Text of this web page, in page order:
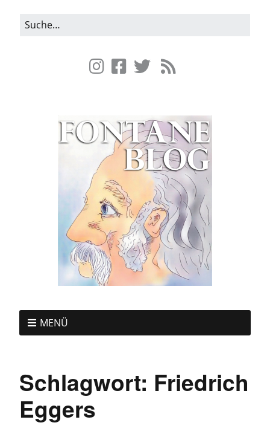
MENÜ
Schlagwort: Friedrich
Eggers